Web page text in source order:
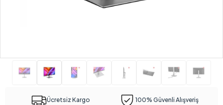
Ücretsiz Kargo 100% Güvenli Alışveriş